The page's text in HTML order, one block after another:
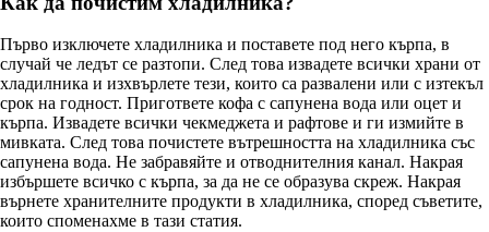
Първо изключете хладилника и поставете под него кърпа, в
случай че ледът се разтопи. След това извадете всички храни от
хладилника и изхвърлете тези, които са развалени или с изтекъл
срок на годност. Пригответе кофа с сапунена вода или оцет и
кърпа. Извадете всички чекмеджета и рафтове и ги измийте в
мивката. След това почистете вътрешността на хладилника със
сапунена вода. Не забравяйте и отводнителния канал. Накрая
избършете всичко с кърпа, за да не се образува скреж. Накрая
върнете хранителните продукти в хладилника, според съветите,
които споменахме в тази статия.